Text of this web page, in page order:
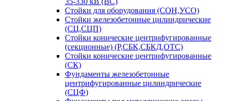
Стойки для оборудования (СОН,УСО)
Стойки железобетонные цилиндрические
(СЦ,СЦП)
Стойки конические центрифугированные
(секционные) (Р,СБК,СБКД,ОТС)
Стойки конические центрифугированные
(СК)
Фундаменты железобетонные
центрифугированные цилиндрические
(СЦФ)